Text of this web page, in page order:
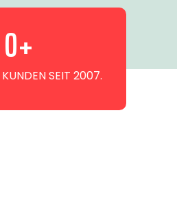
KUNDEN SEIT 2007.
0+